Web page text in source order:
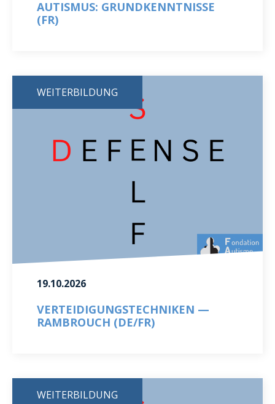
AUTISMUS: GRUNDKENNTNISSE
(FR)
WEITERBILDUNG
19.10.2026
VERTEIDIGUNGSTECHNIKEN —
RAMBROUCH (DE/FR)
WEITERBILDUNG